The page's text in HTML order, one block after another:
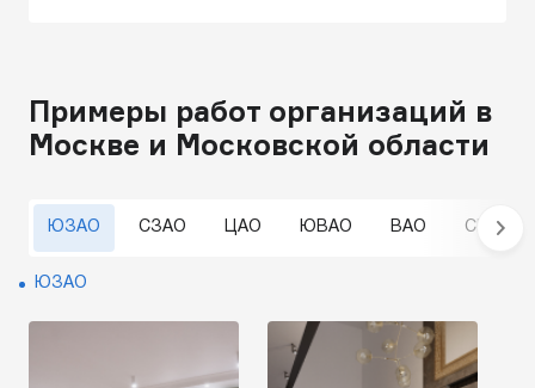
Примеры работ организаций в
Москве и Московской области
ЮЗАО СЗАО ЦАО ЮВАО ВАО СВАО
ЮЗАО